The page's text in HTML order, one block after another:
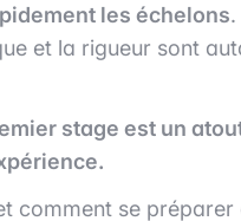
les échelons
et la rigueur sont
stage est un
comment se